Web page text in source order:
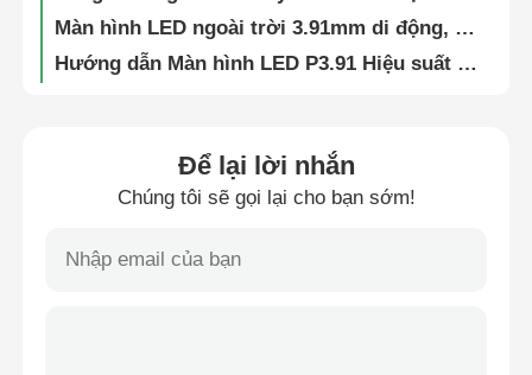
Tham quan nhà máy
Liên hệ với chúng tôi
Để lại lời nhắn
Chúng tôi sẽ gọi lại cho bạn sớm!